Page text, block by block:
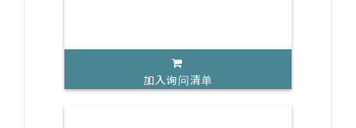
加入询问清单